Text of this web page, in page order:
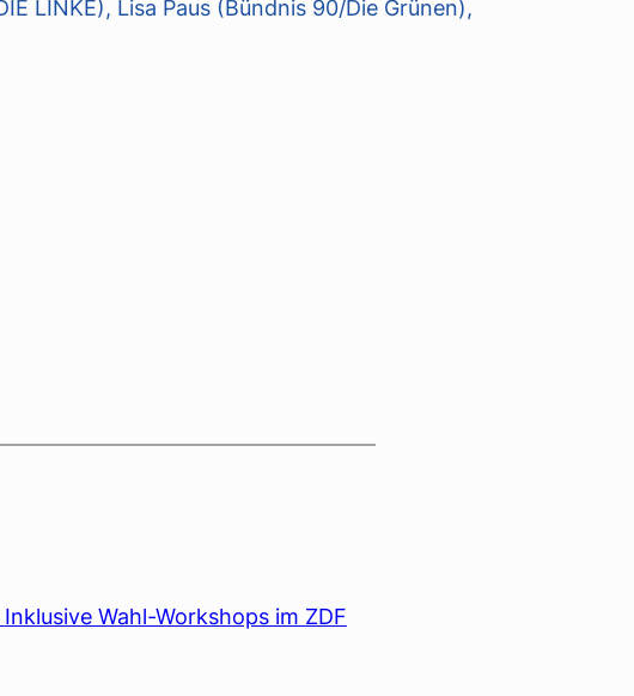
LINKE), Lisa Paus (Bündnis 90/Die Grünen),
Inklusive Wahl-Workshops im ZDF